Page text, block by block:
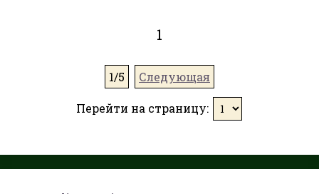
1
1/5 Следующая
Перейти на страницу: